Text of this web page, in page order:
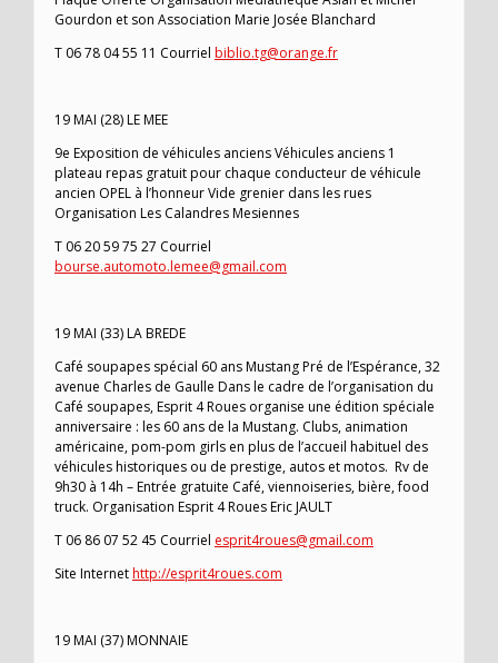
Gourdon et son Association Marie Josée Blanchard
T 06 78 04 55 11 Courriel biblio.tg@orange.fr
19 MAI (28) LE MEE
9e Exposition de véhicules anciens Véhicules anciens 1
plateau repas gratuit pour chaque conducteur de véhicule
ancien OPEL à l’honneur Vide grenier dans les rues
Organisation Les Calandres Mesiennes
T 06 20 59 75 27 Courriel
bourse.automoto.lemee@gmail.com
19 MAI (33) LA BREDE
Café soupapes spécial 60 ans Mustang Pré de l’Espérance, 32
avenue Charles de Gaulle Dans le cadre de l’organisation du
Café soupapes, Esprit 4 Roues organise une édition spéciale
anniversaire : les 60 ans de la Mustang. Clubs, animation
américaine, pom-pom girls en plus de l’accueil habituel des
véhicules historiques ou de prestige, autos et motos. Rv de
9h30 à 14h – Entrée gratuite Café, viennoiseries, bière, food
truck. Organisation Esprit 4 Roues Eric JAULT
T 06 86 07 52 45 Courriel esprit4roues@gmail.com
Site Internethttp://esprit4roues.com
19 MAI (37) MONNAIE